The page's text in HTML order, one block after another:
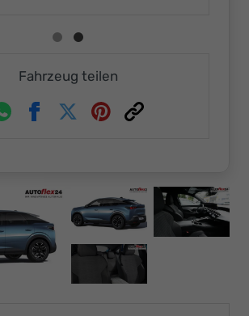
Fahrzeug teilen
WhatsappFacebookTwitterPinterest
Link